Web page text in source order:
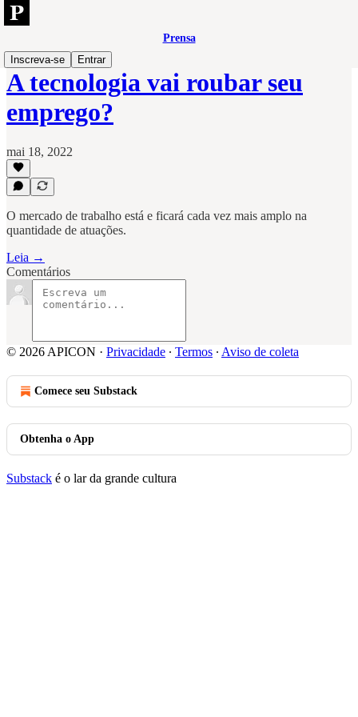
Prensa
Inscreva-se
Entrar
A tecnologia vai roubar seu
emprego?
mai 18, 2022
O mercado de trabalho está e ficará cada vez mais amplo na
quantidade de atuações.
Leia →
Comentários
© 2026 APICON · Privacidade ∙ Termos ∙ Aviso de coleta
Comece seu Substack
Obtenha o App
Substack é o lar da grande cultura